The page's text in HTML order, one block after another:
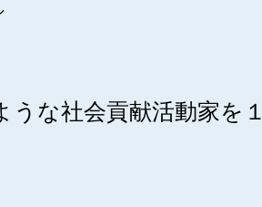
うな社会貢献活動家を